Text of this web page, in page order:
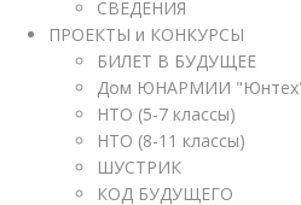
СВЕДЕНИЯ
ПРОЕКТЫ и КОНКУРСЫ
БИЛЕТ В БУДУЩЕЕ
Дом ЮНАРМИИ
НТО (5-7 классы)
НТО (8-11 классы)
ШУСТРИК
КОД БУДУЩЕГО